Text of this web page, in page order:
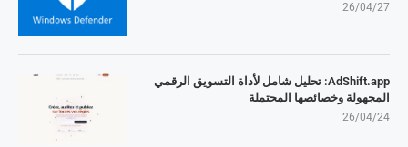
26/04/27
AdShift.app: تحليل شامل لأداة التسويق الرقمي
المجهولة وخصائصها المحتملة
26/04/24